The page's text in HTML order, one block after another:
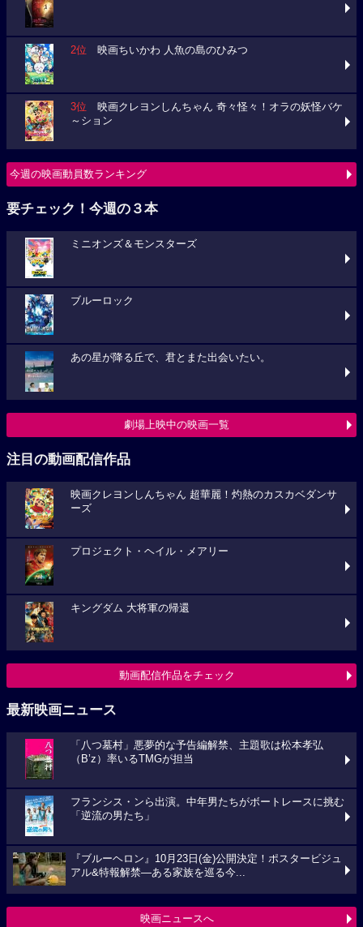
2位 映画ちいかわ 人魚の島のひみつ
3位 映画クレヨンしんちゃん 奇々怪々！オラの妖怪バケ
～ション
今週の映画動員数ランキング
要チェック！今週の３本
ミニオンズ＆モンスターズ
ブルーロック
あの星が降る丘で、君とまた出会いたい。
劇場上映中の映画一覧
注目の動画配信作品
映画クレヨンしんちゃん 超華麗！灼熱のカスカベダンサ
ーズ
プロジェクト・ヘイル・メアリー
キングダム 大将軍の帰還
動画配信作品をチェック
最新映画ニュース
「八つ墓村」悪夢的な予告編解禁、主題歌は松本孝弘
（B’z）率いるTMGが担当
フランシス・ンら出演。中年男たちがボートレースに挑む
「逆流の男たち」
『ブルーヘロン』10月23日(金)公開決定！ポスタービジュ
アル&特報解禁―ある家族を巡る今...
映画ニュースへ